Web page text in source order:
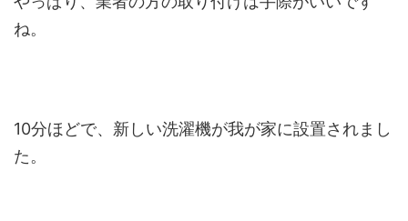
ね。
10分ほどで、新しい洗濯機が我が家に設置されまし
た。